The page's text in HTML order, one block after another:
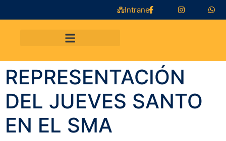
Intranet
REPRESENTACIÓN
DEL JUEVES SANTO
EN EL SMA